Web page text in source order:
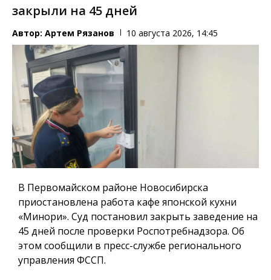
закрыли на 45 дней
Автор: Артем Рязанов 10 августа 2026, 14:45
В Первомайском районе Новосибирска
приостановлена работа кафе японской кухни
«Минори». Суд постановил закрыть заведение на
45 дней после проверки Роспотребнадзора. Об
этом сообщили в пресс-службе регионального
управления ФССП.